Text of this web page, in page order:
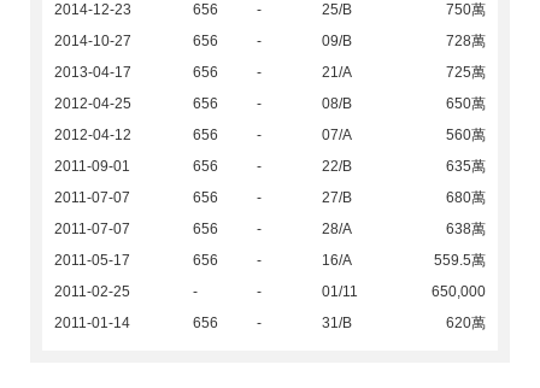
2014-12-23
656 - 25/B
750萬
2014-10-27
656 - 09/B
728萬
2013-04-17
656 - 21/A
725萬
2012-04-25
656 - 08/B
650萬
2012-04-12
656 - 07/A
560萬
2011-09-01
656 - 22/B
635萬
2011-07-07
656 - 27/B
680萬
2011-07-07
656 - 28/A
638萬
2011-05-17
656 - 16/A
559.5萬
2011-02-25
- - 01/11
650,000
2011-01-14
656 - 31/B 620萬